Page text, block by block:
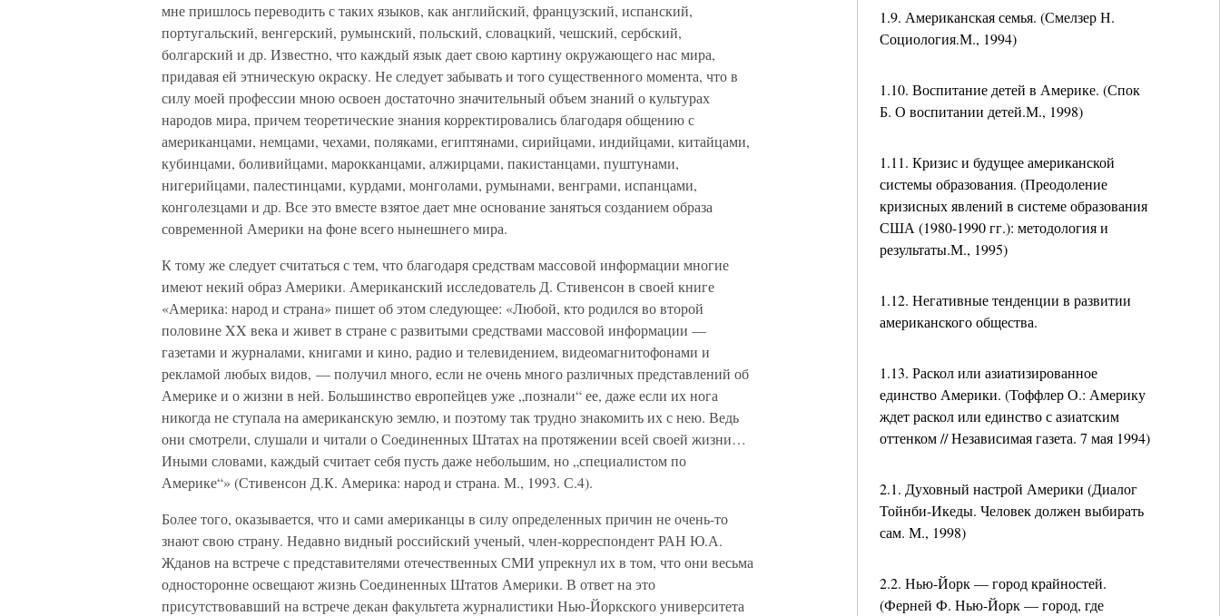
1.9. Американская семья. (Смелзер Н.
Социология.М., 1994)
1.10. Воспитание детей в Америке. (Спок
Б. О воспитании детей.М., 1998)
1.11. Кризис и будущее американской
системы образования. (Преодоление
кризисных явлений в системе образования
США (1980-1990 гг.): методология и
результаты.М., 1995)
1.12. Негативные тенденции в развитии
американского общества.
1.13. Раскол или азиатизированное
единство Америки. (Тоффлер О.: Америку
ждет раскол или единство с азиатским
оттенком // Независимая газета. 7 мая 1994)
2.1. Духовный настрой Америки (Диалог
Тойнби-Икеды. Человек должен выбирать
сам. М., 1998)
2.2. Нью-Йорк — город крайностей.
(Ферней Ф. Нью-Йорк — город, где
мне пришлось переводить с таких языков, как английский, французский, испанский,
португальский, венгерский, румынский, польский, словацкий, чешский, сербский,
болгарский и др. Известно, что каждый язык дает свою картину окружающего нас мира,
придавая ей этническую окраску. Не следует забывать и того существенного момента, что в
силу моей профессии мною освоен достаточно значительный объем знаний о культурах
народов мира, причем теоретические знания корректировались благодаря общению с
американцами, немцами, чехами, поляками, египтянами, сирийцами, индийцами, китайцами,
кубинцами, боливийцами, марокканцами, алжирцами, пакистанцами, пуштунами,
нигерийцами, палестинцами, курдами, монголами, румынами, венграми, испанцами,
конголезцами и др. Все это вместе взятое дает мне основание заняться созданием образа
современной Америки на фоне всего нынешнего мира.
К тому же следует считаться с тем, что благодаря средствам массовой информации многие
имеют некий образ Америки. Американский исследователь Д. Стивенсон в своей книге
«Америка: народ и страна» пишет об этом следующее: «Любой, кто родился во второй
половине XX века и живет в стране с развитыми средствами массовой информации —
газетами и журналами, книгами и кино, радио и телевидением, видеомагнитофонами и
рекламой любых видов, — получил много, если не очень много различных представлений об
Америке и о жизни в ней. Большинство европейцев уже „познали“ ее, даже если их нога
никогда не ступала на американскую землю, и поэтому так трудно знакомить их с нею. Ведь
они смотрели, слушали и читали о Соединенных Штатах на протяжении всей своей жизни…
Иными словами, каждый считает себя пусть даже небольшим, но „специалистом по
Америке“» (Стивенсон Д.К. Америка: народ и страна. М., 1993. С.4).
Более того, оказывается, что и сами американцы в силу определенных причин не очень-то
знают свою страну. Недавно видный российский ученый, член-корреспондент РАН Ю.А.
Жданов на встрече с представителями отечественных СМИ упрекнул их в том, что они весьма
односторонне освещают жизнь Соединенных Штатов Америки. В ответ на это
присутствовавший на встрече декан факультета журналистики Нью-Йоркского университета